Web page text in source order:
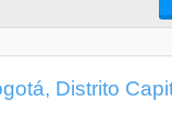
Distrito